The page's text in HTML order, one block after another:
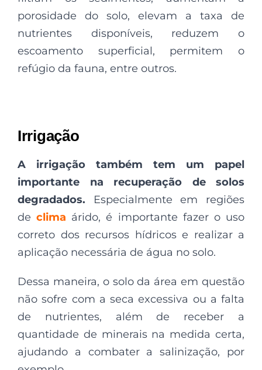
porosidade do solo, elevam a taxa de
nutrientes disponíveis, reduzem o
escoamento superficial, permitem o
refúgio da fauna, entre outros.
Irrigação
A irrigação também tem um papel
importante na recuperação de solos
degradados. Especialmente em regiões
declima árido, é importante fazer o uso
correto dos recursos hídricos e realizar a
aplicação necessária de água no solo.
Dessa maneira, o solo da área em questão
não sofre com a seca excessiva ou a falta
de nutrientes, além de receber a
quantidade de minerais na medida certa,
ajudando a combater a salinização, por